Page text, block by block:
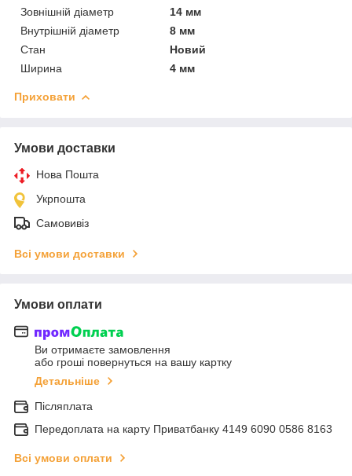
Зовнішній діаметр
14 мм
Внутрішній діаметр
8 мм
Стан
Новий
Ширина
4 мм
Приховати
Умови доставки
Нова Пошта
Укрпошта
Самовивіз
Всі умови доставки
Умови оплати
Ви отримаєте замовлення
або гроші повернуться на вашу картку
Детальніше
Післяплата
Передоплата на карту Приватбанку 4149 6090 0586 8163
Всі умови оплати